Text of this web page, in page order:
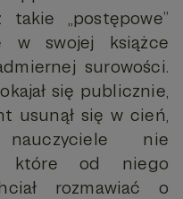
takie „postępowe”
w swojej książce
surowości.
się publicznie,
usunął się w cień,
nie
które od niego
rozmawiać o